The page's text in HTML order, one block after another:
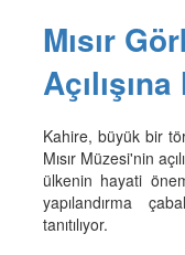
Mısır
Kahire, büyük bir
Mısır Müzesi'nin
ülkenin hayati
yapılandırma
tanıtılıyor.